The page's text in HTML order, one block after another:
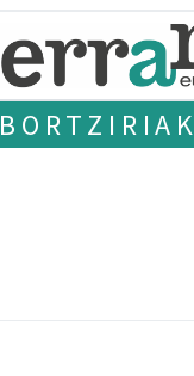
BORTZIRIAK